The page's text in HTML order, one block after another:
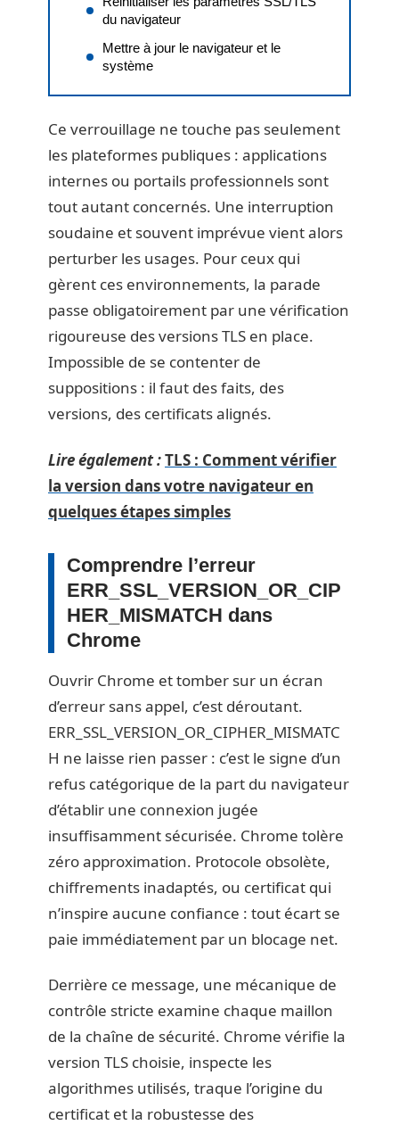
du navigateur
Mettre à jour le navigateur et le
système
Ce verrouillage ne touche pas seulement
les plateformes publiques : applications
internes ou portails professionnels sont
tout autant concernés. Une interruption
soudaine et souvent imprévue vient alors
perturber les usages. Pour ceux qui
gèrent ces environnements, la parade
passe obligatoirement par une vérification
rigoureuse des versions TLS en place.
Impossible de se contenter de
suppositions : il faut des faits, des
versions, des certificats alignés.
Lire également :TLS : Comment vérifier
la version dans votre navigateur en
quelques étapes simples
Comprendre l’erreur
ERR_SSL_VERSION_OR_CIP
HER_MISMATCH dans
Chrome
Ouvrir Chrome et tomber sur un écran
d’erreur sans appel, c’est déroutant.
ERR_SSL_VERSION_OR_CIPHER_MISMATC
H ne laisse rien passer : c’est le signe d’un
refus catégorique de la part du navigateur
d’établir une connexion jugée
insuffisamment sécurisée. Chrome tolère
zéro approximation. Protocole obsolète,
chiffrements inadaptés, ou certificat qui
n’inspire aucune confiance : tout écart se
paie immédiatement par un blocage net.
Derrière ce message, une mécanique de
contrôle stricte examine chaque maillon
de la chaîne de sécurité. Chrome vérifie la
version TLS choisie, inspecte les
algorithmes utilisés, traque l’origine du
certificat et la robustesse des